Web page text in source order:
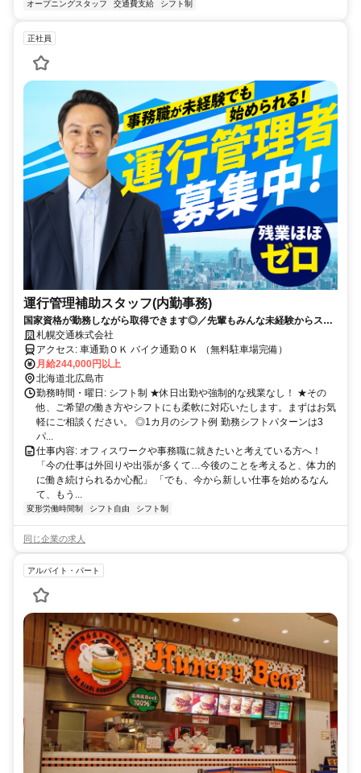
オープニングスタッフ
交通費支給 シフト制
正社員
運行管理補助スタッフ(内勤事務)
国家資格が勤務しながら取得できます◎／先輩もみんな未経験からスタ
ート！
札幌交通株式会社
アクセス: 車通勤ＯＫ バイク通勤ＯＫ （無料駐車場完備）
月給244,000円以上
北海道北広島市
勤務時間・曜日: シフト制 ★休日出勤や強制的な残業なし！ ★その
他、ご希望の働き方やシフトにも柔軟に対応いたします。まずはお気
軽にご相談ください。 ◎1カ月のシフト例 勤務シフトパターンは3
パ...
仕事内容: オフィスワークや事務職に就きたいと考えている方へ！
「今の仕事は外回りや出張が多くて…今後のことを考えると、体力的
に働き続けられるか心配」 「でも、今から新しい仕事を始めるなん
て、もう...
変形労働時間制 シフト自由 シフト制
同じ企業の求人
アルバイト・パート